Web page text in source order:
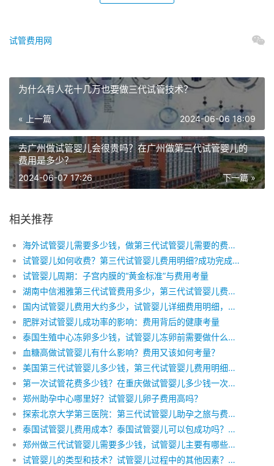
试管费用网
为什么有人花十几万也要做三代试管技术？
« 上一篇 2024-06-06 18:09
去广州做试管婴儿会很贵吗？在广州做第三代试管婴儿的
费用是多少？
下一篇 »
2024-06-07 17:26
相关推荐
海外试管婴儿需要多少钱，做第三代试管婴儿需要的费用贵吗？第三代试管婴儿费用明细
试管婴儿如何收费？第三代试管婴儿费用明细?成功完成一次试管婴儿需要多少费用？
试管婴儿周期：子宫内膜的“黄金标准”与费用考量
湖南中信湘雅第三代试管费用多少，第三代试管婴儿费用明细，三代试管婴儿费用包括哪些
国内试管婴儿费用大约多少，试管婴儿详细费用明细，试管婴儿全部流程时间
肥胖对试管婴儿成功率的影响：费用背后的健康考量
泰国生殖中心冻卵多少钱，试管婴儿冻卵前需要做什么准备，泰国最新试管婴儿费用明细
血糖高做试管婴儿有什么影响？费用又该如何考量？
美国第三代试管婴儿多少钱，第三代试管婴儿费用明细，去美国做三代试管婴儿怎么省钱
第一次试管花费多少钱？在重庆做试管婴儿多少钱一次，哪些因素会导致试管费用的增加？
郑州助孕中心哪里好？试管婴儿卵子费用高吗？
探索北京大学第三医院：第三代试管婴儿助孕之旅与费用解析
泰国试管婴儿费用成本？泰国试管婴儿可以包成功吗？费用由什么决定？
郑州做三代试管婴儿需要多少钱，试管婴儿主要有哪些费用，试管婴儿费用和哪些因素有关
试管婴儿的类型和技术？试管婴儿过程中的其他因素？试管婴儿和自然受孕的比较